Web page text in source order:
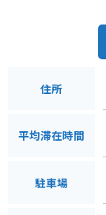
住所
平均滞在時間
駐車場